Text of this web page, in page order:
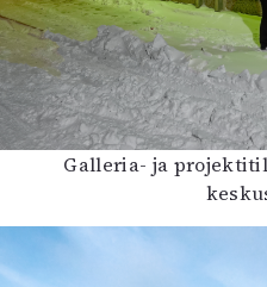
Galleria- ja